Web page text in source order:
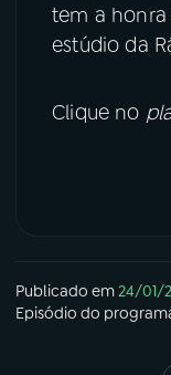
tem a
estúdio da
Clique no
Publicado em24/01/
Episódio do